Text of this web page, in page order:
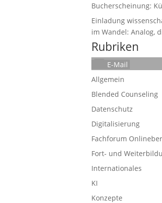
Bucherscheinung:
Einladung
im Wandel: Analog,
Rubriken
E-Mail
Allgemein
Blended Counseling
Datenschutz
Digitalisierung
Fachforum
Fort- und
Internationales
KI
Konzepte